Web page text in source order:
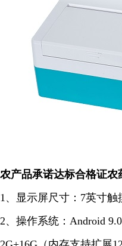
农产品承诺达标合格证农
1、显示屏尺寸：7英寸触
2、操作系统：Android